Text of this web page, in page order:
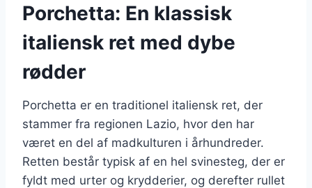
Porchetta: En klassisk
italiensk ret med dybe
rødder
Porchetta er en traditionel italiensk ret, der
stammer fra regionen Lazio, hvor den har
været en del af madkulturen i århundreder.
Retten består typisk af en hel svinesteg, der er
fyldt med urter og krydderier, og derefter rullet